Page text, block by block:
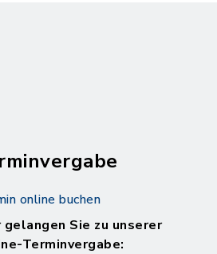
online buchen
gelangen Sie zu unserer
Terminvergabe: